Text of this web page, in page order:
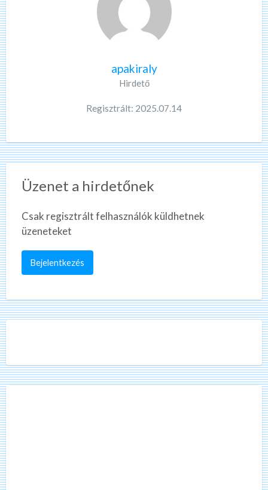
apakiraly
Hirdető
Regisztrált: 2025.07.14
Üzenet a hirdetőnek
Csak regisztrált felhasználók küldhetnek
üzeneteket
Bejelentkezés